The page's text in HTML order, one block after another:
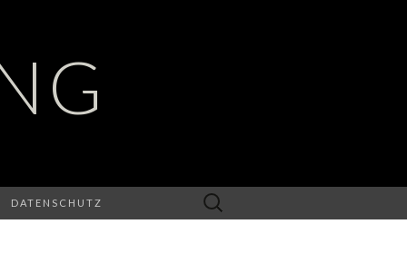
DATENSCHUTZ
Suchen
nach: